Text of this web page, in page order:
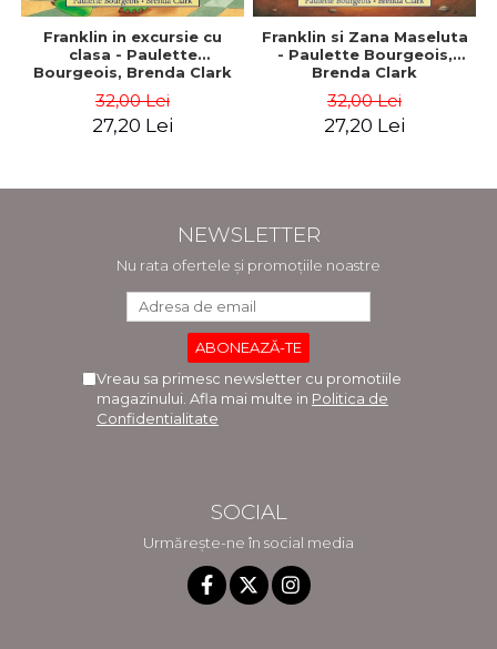
Franklin in excursie cu
clasa - Paulette
Bourgeois, Brenda Clark
32,00 Lei
27,20 Lei
Franklin si Zana Maseluta
- Paulette Bourgeois,
Brenda Clark
32,00 Lei
27,20 Lei
NEWSLETTER
Nu rata ofertele și promoțiile noastre
Vreau sa primesc newsletter cu promotiile
magazinului. Afla mai multe in Politica de
Confidentialitate
SOCIAL
Urmărește-ne în social media